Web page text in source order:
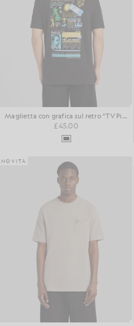
Maglietta con grafica sul retro “TV Pixel”
£45.00
NOVITÀ